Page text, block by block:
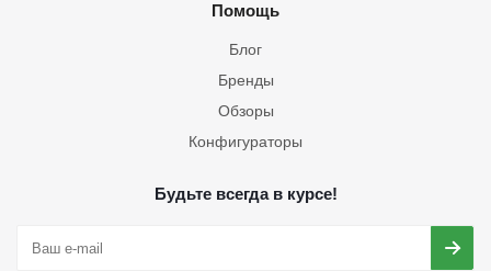
Помощь
Блог
Бренды
Обзоры
Конфигураторы
Будьте всегда в курсе!